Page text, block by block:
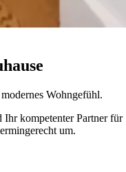
Wohngefühl.
kompetenter Partner
um.